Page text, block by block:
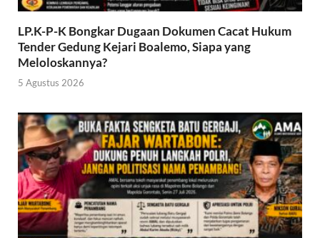
LP.K-P-K Bongkar Dugaan Dokumen Cacat Hukum
Tender Gedung Kejari Boalemo, Siapa yang
Meloloskannya?
5 Agustus 2026